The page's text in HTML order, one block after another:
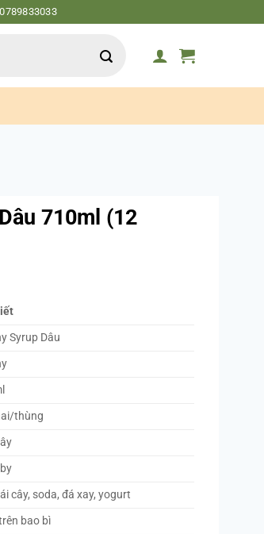
710ml (12
Syrup Dâu
thùng
cây, soda, đá xay, yogurt
bao bì